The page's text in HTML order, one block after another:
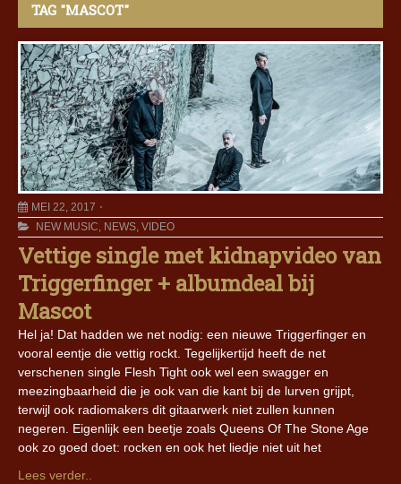
TAG "MASCOT"
MEI 22, 2017
NEW MUSIC, NEWS, VIDEO
Vettige single met kidnapvideo van
Triggerfinger + albumdeal bij
Mascot
Hel ja! Dat hadden we net nodig: een nieuwe Triggerfinger en
vooral eentje die vettig rockt. Tegelijkertijd heeft de net
verschenen single Flesh Tight ook wel een swagger en
meezingbaarheid die je ook van die kant bij de lurven grijpt,
terwijl ook radiomakers dit gitaarwerk niet zullen kunnen
negeren. Eigenlijk een beetje zoals Queens Of The Stone Age
ook zo goed doet: rocken en ook het liedje niet uit het
Lees verder..